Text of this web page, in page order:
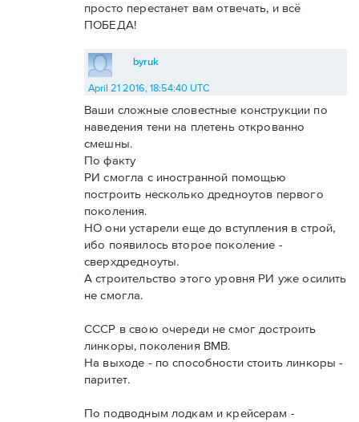
просто перестанет вам отвечать, и всё
ПОБЕДА!
byruk
April 21 2016, 18:54:40 UTC
Ваши сложные словестные конструкции по
наведения тени на плетень открованно
смешны.
По факту
РИ смогла с иностранной помощью
построить несколько дредноутов первого
поколения.
НО они устарели еще до вступления в строй,
ибо появилось второе поколение -
сверхдредноуты.
А строительство этого уровня РИ уже осилить
не смогла.
СССР в свою очереди не смог достроить
линкоры, поколения ВМВ.
На выходе - по способности стоить линкоры -
паритет.
По подводным лодкам и крейсерам -